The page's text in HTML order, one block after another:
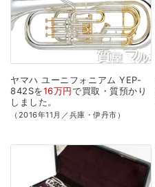
ヤマハ ユーニフォニアム YEP-
842Sを16万円で買取・質預かり
しました。
（2016年11月／兵庫・伊丹市）